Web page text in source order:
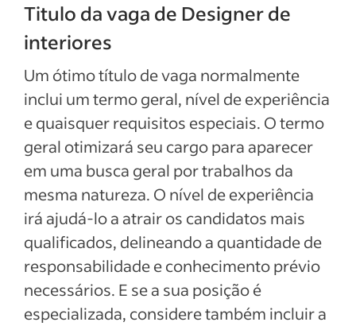
Titulo da vaga de Designer de
interiores
Um ótimo título de vaga normalmente
inclui um termo geral, nível de experiência
e quaisquer requisitos especiais. O termo
geral otimizará seu cargo para aparecer
em uma busca geral por trabalhos da
mesma natureza. O nível de experiência
irá ajudá-lo a atrair os candidatos mais
qualificados, delineando a quantidade de
responsabilidade e conhecimento prévio
necessários. E se a sua posição é
especializada, considere também incluir a